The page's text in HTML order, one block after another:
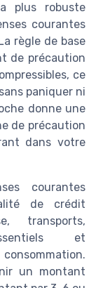
plus robuste
courantes
règle de base
de précaution
ce
paniquer ni
donne une
de précaution
dans votre
courantes
de crédit
transports,
et
un montant